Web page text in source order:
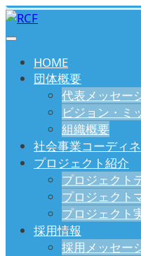
HOME
団体概要
代表メッセー
ビジョン・ミ
組織概要
社会事業コーディ
プロジェクト紹介
プロジェクト
プロジェクト
プロジェクト
採用情報
採用メッセー